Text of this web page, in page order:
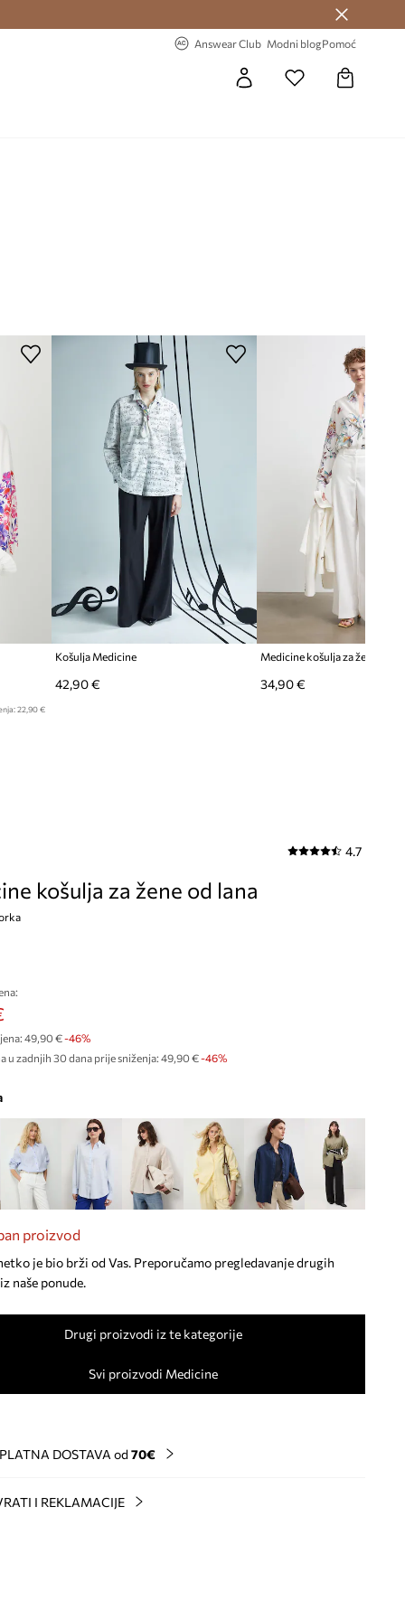
Answear Club Modni blogPomoć
22,90 €
Košulja Medicine
42,90 €
Medicine košulja za žene s
34,90 €
4.7
košulja za žene od lana
49,90 €-46%
u zadnjih 30 dana prije sniženja: 49,90 € -46%
proizvod
je bio brži od Vas. Preporučamo pregledavanje drugih
naše ponude.
Drugi proizvodi iz te kategorije
Svi proizvodi Medicine
DOSTAVA od 70€
I REKLAMACIJE